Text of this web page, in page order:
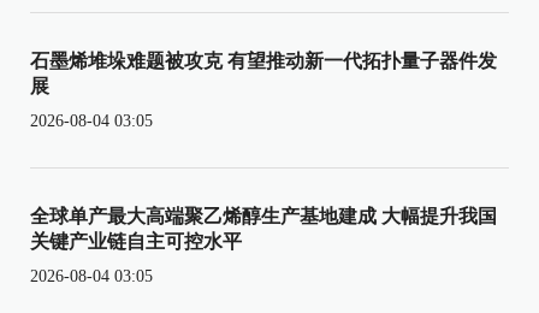
石墨烯堆垛难题被攻克 有望推动新一代拓扑量子器件发
展
2026-08-04 03:05
全球单产最大高端聚乙烯醇生产基地建成 大幅提升我国
关键产业链自主可控水平
2026-08-04 03:05